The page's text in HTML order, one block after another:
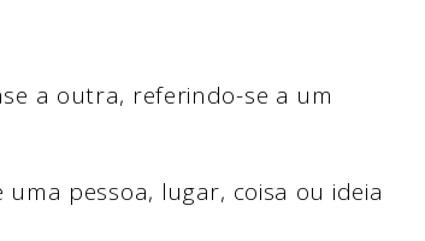
a outra, referindo-se a um
pessoa, lugar, coisa ou ideia